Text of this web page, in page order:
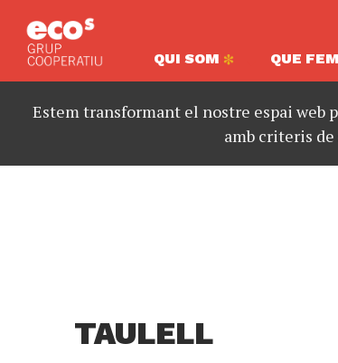
QUI SOM QUE FEM
Estem transformant el nostre espai web
amb criteris
TAULELL